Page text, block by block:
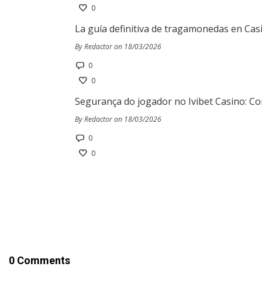
0
La guía definitiva de tragamonedas en
By Redactor on 18/03/2026
0
0
Segurança do jogador no Ivibet Casino:
By Redactor on 18/03/2026
0
0
0 Comments